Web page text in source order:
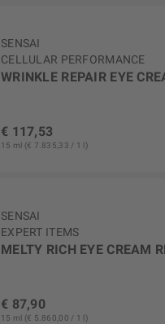
SENSAI
CELLULAR PERFORMANCE
WRINKLE REPAIR EYE
€ 117,53
15 ml (€ 7.835,33 / 1 l)
SENSAI
EXPERT ITEMS
MELTY RICH EYE CREAM
€ 87,90
15 ml (€ 5.860,00 / 1 l)